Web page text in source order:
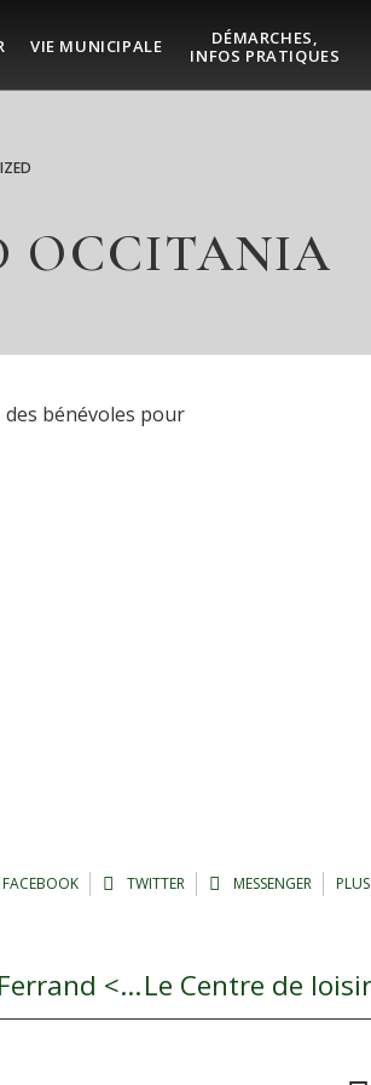
VIE MUNICIPALE
DÉMARCHES,
INFOS PRATIQUES
OCCITANIA
bénévoles pour
FACEBOOK TWITTER MESSENGER PLUS
INFO TRAVAUX – Ligne Intercités Clermont-Ferrand <> Béziers